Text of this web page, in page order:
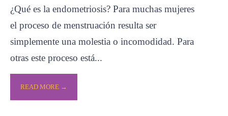
¿Qué es la endometriosis? Para muchas mujeres
el proceso de menstruación resulta ser
simplemente una molestia o incomodidad. Para
otras este proceso está...
READ MORE →